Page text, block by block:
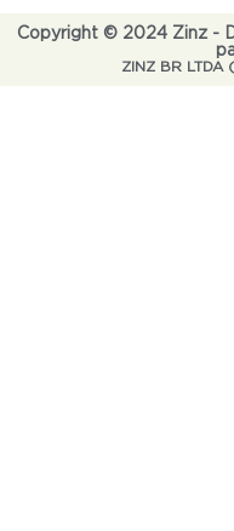
Copyright © 2024 Zinz -
ZINZ BR LTDA